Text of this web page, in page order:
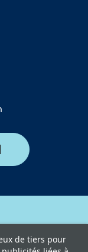
de tiers pour